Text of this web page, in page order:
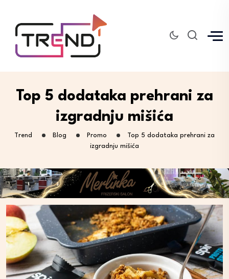
Top 5 dodataka prehrani za
izgradnju mišića
Trend Blog Promo
Top 5 dodataka prehrani za
izgradnju mišića